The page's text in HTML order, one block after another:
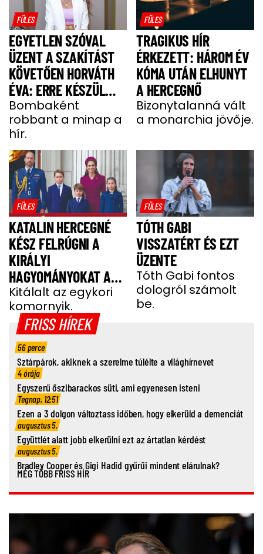
FÜLES
EGYETLEN SZÓVAL
ÜZENT A SZAKÍTÁST
KÖVETŐEN HORVÁTH
ÉVA: ERRE KÉSZÜL
MOST A MODELL
Bombaként
robbant a minap a
hír.
FÜLES
TRAGIKUS HÍR
ÉRKEZETT: HÁROM ÉV
KÓMA UTÁN ELHUNYT
A HERCEGNŐ
Bizonytalanná vált
a monarchia jövője.
FÜLES
KATALIN HERCEGNÉ
KÉSZ FELRÚGNI A
KIRÁLYI
HAGYOMÁNYOKAT A
GYEREKEI MIATT
Kitálalt az egykori
komornyik.
FÜLES
TÓTH GABI
VISSZATÉRT ÉS EZT
ÜZENTE
Tóth Gabi fontos
dologról számolt
be.
FRISS HÍREK
56 perce
Sztárpárok, akiknek a szerelme túlélte a világhírnevet
4 órája
Egyszerű őszibarackos süti, ami egyenesen isteni
Tegnap, 12:51
Ezen a 3 dolgon változtass időben, hogy elkerüld a demenciát
augusztus 5.
Együttlét alatt jobb elkerülni ezt az ártatlan kérdést
augusztus 5.
Bradley Cooper és Gigi Hadid gyűrűi mindent elárulnak?
MÉG TÖBB FRISS HÍR